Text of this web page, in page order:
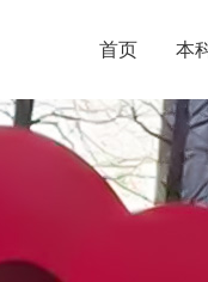
首页 本